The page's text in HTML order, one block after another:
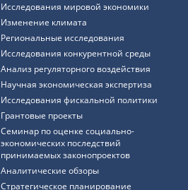
Исследования мировой экономики
Изменение климата
Региональные исследования
Исследования конкурентной среды
Анализ регуляторного воздействия
Научная экономическая экспертиза
Исследования фискальной политики
Грантовые проекты
Семинар по оценке социально-
экономических последствий
принимаемых законопроектов
Аналитические обзоры
Стратегическое планирование